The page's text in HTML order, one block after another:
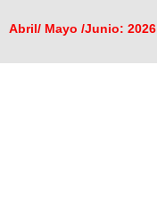
Abril/ Mayo /Junio: 2026